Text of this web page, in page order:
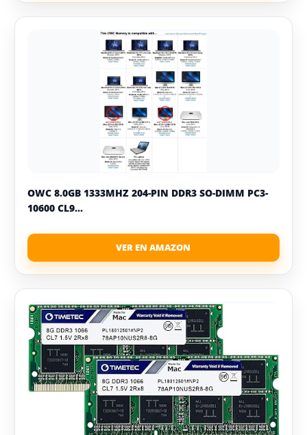
OWC 8.0GB 1333MHZ 204-PIN DDR3 SO-DIMM PC3-
10600 CL9...